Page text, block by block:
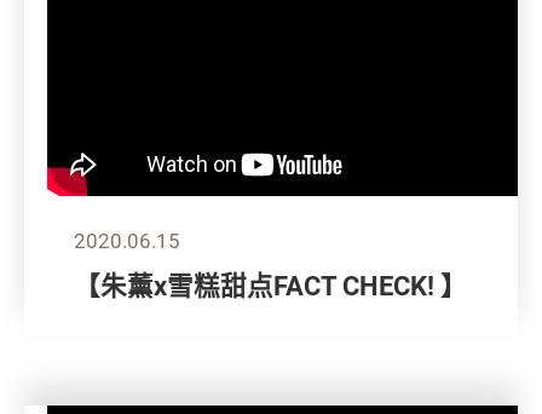
2020.06.15
【朱薰x雪糕甜点FACT CHECK! 】